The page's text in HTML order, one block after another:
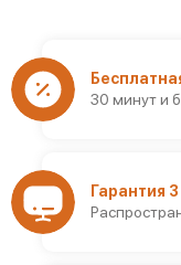
30 минут и
Гарантия